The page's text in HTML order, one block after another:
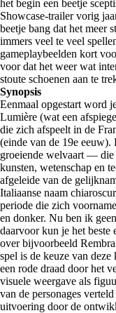
het begin een beetje
Showcase-trailer vorig
beetje bang dat het meer
immers veel te veel
gameplaybeelden kort
voor dat het weer wat
stoute schoenen aan te
Synopsis
Eenmaal opgestart word
Lumière (wat een
die zich afspeelt in de
(einde van de 19e
groeiende welvaart — die
kunsten, wetenschap en
afgeleide van de
Italiaanse naam
periode die zich
en donker. Nu ben ik
daarvoor kun je het beste
over bijvoorbeeld
spel is de keuze van
een rode draad door het
visuele weergave als
van de personages
uitvoering door de